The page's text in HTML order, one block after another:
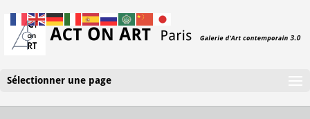
Sélectionner une page